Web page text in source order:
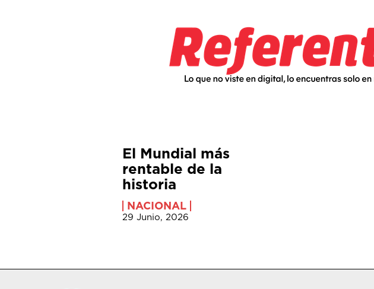
El Mundial más
rentable de la
historia
NACIONAL
29 Junio, 2026